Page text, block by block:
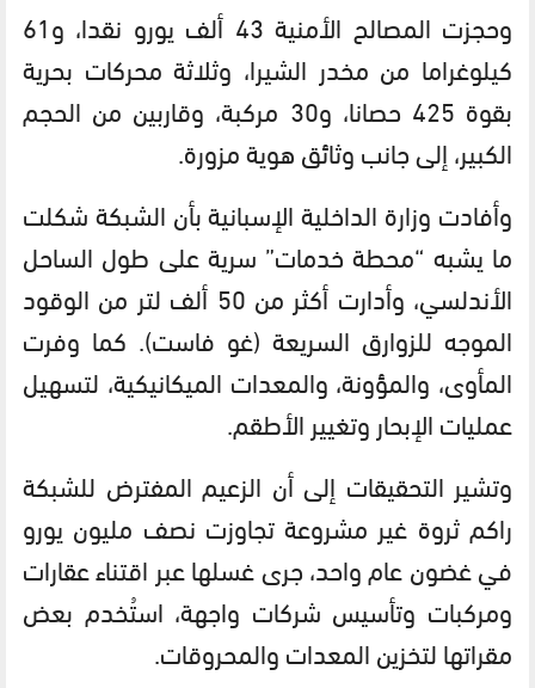
وحجزت المصالح الأمنية 43 ألف يورو نقدا، و61
كيلوغراما من مخدر الشيرا، وثلاثة محركات بحرية
بقوة 425 حصانا، و30 مركبة، وقاربين من الحجم
الكبير، إلى جانب وثائق هوية مزورة.
وأفادت وزارة الداخلية الإسبانية بأن الشبكة شكلت
ما يشبه “محطة خدمات” سرية على طول الساحل
الأندلسي، وأدارت أكثر من 50 ألف لتر من الوقود
الموجه للزوارق السريعة (غو فاست). كما وفرت
المأوى، والمؤونة، والمعدات الميكانيكية، لتسهيل
عمليات الإبحار وتغيير الأطقم.
وتشير التحقيقات إلى أن الزعيم المفترض للشبكة
راكم ثروة غير مشروعة تجاوزت نصف مليون يورو
في غضون عام واحد، جرى غسلها عبر اقتناء عقارات
ومركبات وتأسيس شركات واجهة، استُخدم بعض
مقراتها لتخزين المعدات والمحروقات.